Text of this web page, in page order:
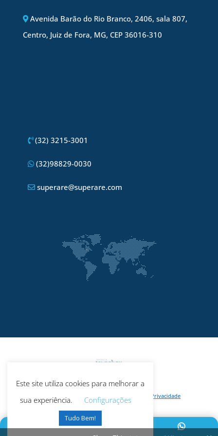
Avenida Barão do Rio Branco, 2406, sala 807,
Centro, Juiz de Fora, MG, CEP 36016-310
(32) 3215-3001
(32)98829-0030
superare@superare.com
© Todos os Direitos Reservados - Política de Privacidade
Este site utiliza cookies para melhorar a
sua experiência.
Configurações
Tudo Bem!